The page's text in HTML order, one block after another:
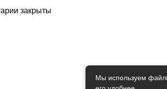
закрыты
Мы используем